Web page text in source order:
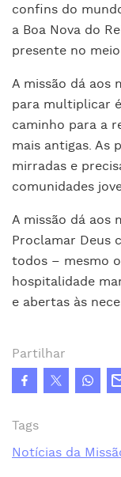
confins do
a Boa Nova do
presente no
A missão dá aos
para multiplicar
caminho para a
mais antigas. As
mirradas e
comunidades
A missão dá aos
Proclamar Deus
todos – mesmo
hospitalidade
e abertas às
Partilhar
Tags
Notícias da